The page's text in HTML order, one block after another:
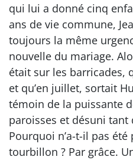
qui lui a donné cinq
ans de vie commune,
toujours la même
nouvelle du mariage.
était sur les barricades,
et qu’en juillet, sortait
témoin de la puissante
paroisses et désuni tant
Pourquoi n’a-t-il pas
tourbillon ? Par grâce.